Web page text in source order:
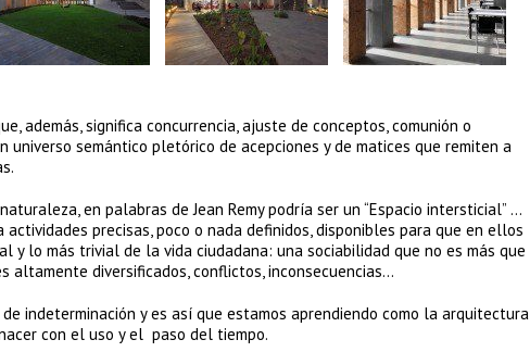
además, significa concurrencia, ajuste de conceptos, comunión o
universo semántico pletórico de acepciones y de matices que remiten a
en palabras de Jean Remy podría ser un “Espacio intersticial” …
precisas, poco o nada definidos, disponibles para que en ellos
y lo más trivial de la vida ciudadana: una sociabilidad que no es más que
altamente diversificados, conflictos, inconsecuencias…
indeterminación y es así que estamos aprendiendo como la arquitectura
con el uso y el paso del tiempo.